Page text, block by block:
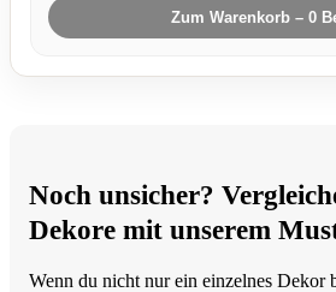
Zum Warenkorb – 0
Noch unsicher?
Dekore mit unserem
Wenn du nicht nur ein einzelnes Dekor